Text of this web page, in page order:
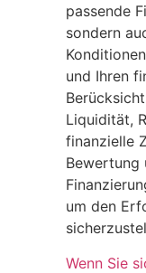
passende
sondern
und Ihren
Liquidität,
finanzielle
Bewertung
um den
Wenn Sie